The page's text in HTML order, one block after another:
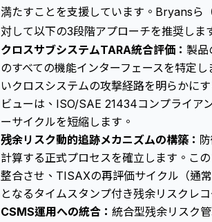
満たすことを支援しています。Bryansら
対して以下の3段階アプローチを推奨しま
クロスサブシステムTARA統合評価： 製品
のすべての機能インターフェースを特定
いクロスシステムの攻撃経路を明らかに
ビューは、ISO/SAE 21434コンプライア
ーサイクルを短縮します。
残余リスク動的追跡メカニズムの構築：
計算する正式プロセスを確立します。こ
整合させ、TISAXの再評価サイクル（通
となるタイムスタンプ付き残余リスクレ
CSMS運用への統合： 統合型残余リスク